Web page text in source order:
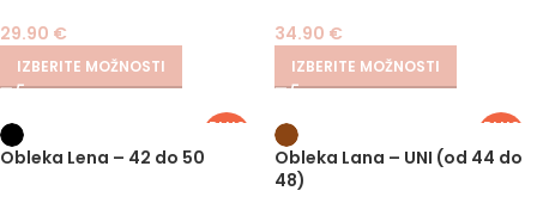
29.90 €
IZBERITE MOŽNOSTI
34.90 €
IZBERITE MOŽNOSTI
PLUS
Obleka Lena – 42 do 50
PLUS
Obleka Lana – UNI (od 44 do
48)